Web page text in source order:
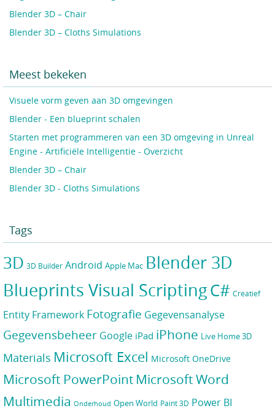
Blender 3D – Chair
Blender 3D – Cloths Simulations
Meest bekeken
Visuele vorm geven aan 3D omgevingen
Blender - Een blueprint schalen
Starten met programmeren van een 3D omgeving in Unreal
Engine - Artificiële Intelligentie - Overzicht
Blender 3D – Chair
Blender 3D - Cloths Simulations
Tags
3D 3D Builder Android Apple Mac Blender 3D
Blueprints Visual ScriptingC# Creatief
Entity Framework Fotografie Gegevensanalyse
Gegevensbeheer Google iPad iPhone Live Home 3D
Materials Microsoft Excel Microsoft OneDrive
Microsoft PowerPoint Microsoft Word
Multimedia Onderhoud Open World Paint 3D Power BI